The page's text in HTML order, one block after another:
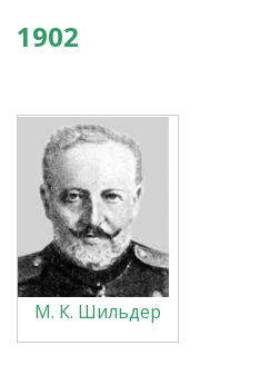
1902
М. К. Шильдер